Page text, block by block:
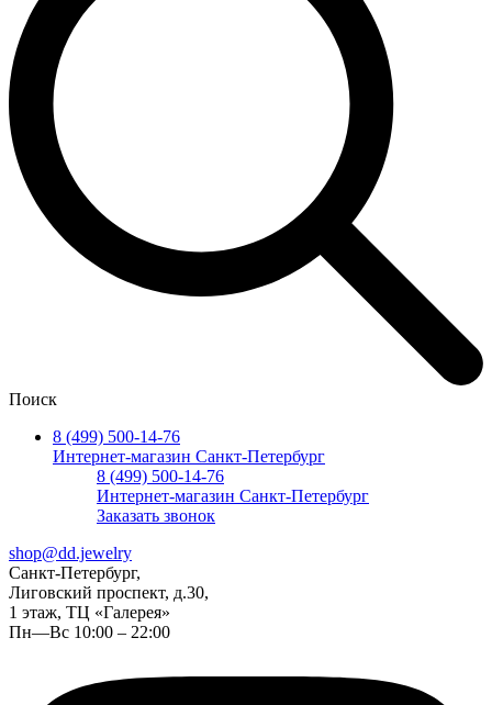
Поиск
8 (499) 500-14-76
Интернет-магазин Санкт-Петербург
8 (499) 500-14-76
Интернет-магазин Санкт-Петербург
Заказать звонок
shop@dd.jewelry
Санкт-Петербург,
Лиговский проспект, д.30,
1 этаж, ТЦ «Галерея»
Пн—Вс 10:00 – 22:00